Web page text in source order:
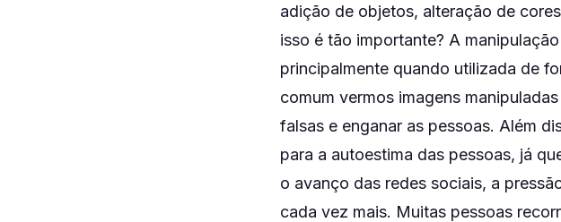
adição de objetos, alteração de
isso é tão importante? A
principalmente quando utilizada de
comum vermos imagens
falsas e enganar as pessoas. Além
para a autoestima das pessoas, já
o avanço das redes sociais, a
cada vez mais. Muitas pessoas